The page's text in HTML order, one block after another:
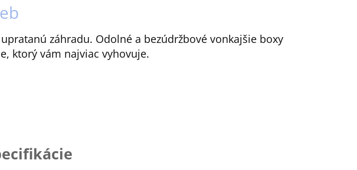
záhradu. Odolné a bezúdržbové vonkajšie boxy
ktorý vám najviac vyhovuje.